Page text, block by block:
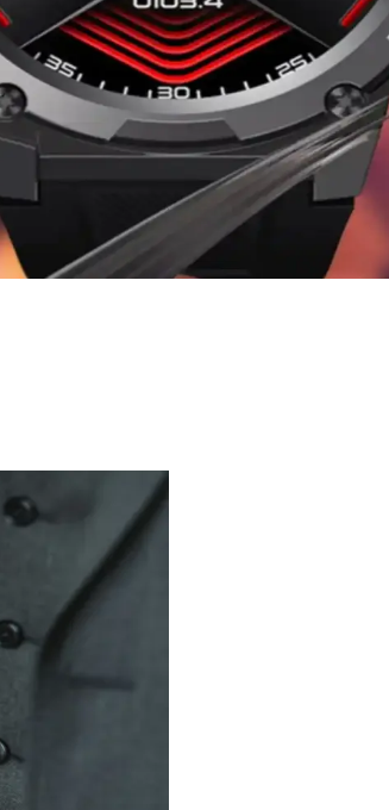
Akıllı Saat Teknolojisi
akıllı saat, iletişim ve günlük yaşamı
Hangi Akıllı Saat Sizin İçin
sağlık özellikleri ve tasarım açısından
Saat Teknolojisi
pil ömrüne sahip akıllı saat. Günlük iletişim ve